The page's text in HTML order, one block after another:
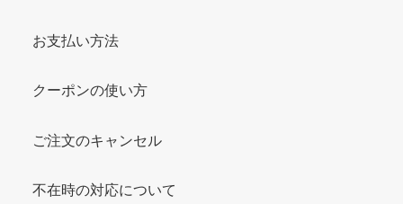
お支払い方法
クーポンの使い方
ご注文のキャンセル
不在時の対応について